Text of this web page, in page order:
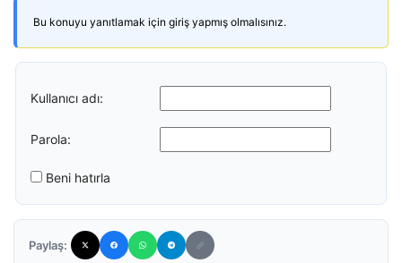
Bu konuyu yanıtlamak için giriş yapmış olmalısınız.
Kullanıcı adı:
Parola:
Beni hatırla
Paylaş: